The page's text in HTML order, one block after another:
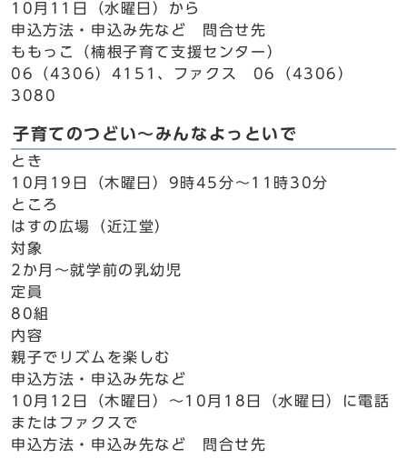
10月11日（水曜日）から
申込方法・申込み先など 問合せ先
ももっこ（楠根子育て支援センター）
06（4306）4151、ファクス 06（4306）
3080
子育てのつどい～みんなよっといで
とき
10月19日（木曜日）9時45分～11時30分
ところ
はすの広場（近江堂）
対象
2か月～就学前の乳幼児
定員
80組
内容
親子でリズムを楽しむ
申込方法・申込み先など
10月12日（木曜日）～10月18日（水曜日）に電話
またはファクスで
申込方法・申込み先など 問合せ先